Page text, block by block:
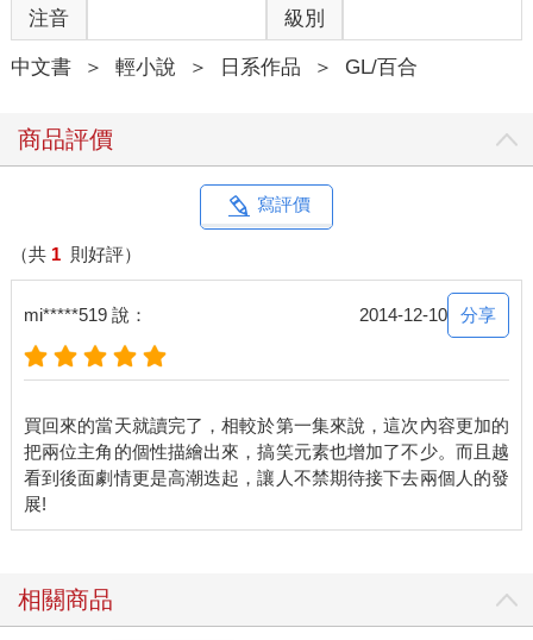
注音 級別
中文書 ＞ 輕小說 ＞ 日系作品 ＞ GL/百合
商品評價
寫評價
（共 1 則好評）
mi*****519 說： 2014-12-10 分享
買回來的當天就讀完了，相較於第一集來說，這次內容更加的
把兩位主角的個性描繪出來，搞笑元素也增加了不少。而且越
看到後面劇情更是高潮迭起，讓人不禁期待接下去兩個人的發
相關商品